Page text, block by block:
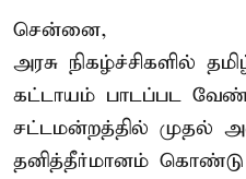
சென்னை,
அரசு நிகழ்ச்சிகளில்
கட்டாயம் பாடப்பட
சட்டமன்றத்தில் முதல்
தனித்தீர்மானம் கொண்டு